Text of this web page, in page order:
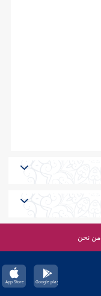
من نحن